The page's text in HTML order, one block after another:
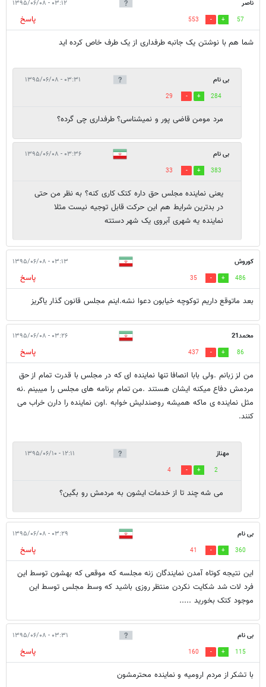
ناصر ۰۳:۱۲ - ۱۳۹۵/۰۶/۰۸
57
553
پاسخ
شما هم با نوشتن یک جانبه طرفداری از یک طرف خاص کرده اید
بی نام ۰۳:۳۱ - ۱۳۹۵/۰۶/۰۸
284
29
مرد مومن قاضی پور و نمیشناسی؟ طرفداری چی گرده؟
بی نام ۰۳:۳۶ - ۱۳۹۵/۰۶/۰۸
383
33
یعنی نماینده مجلس حق داره کتک کاری کنه؟ به نظر من حتی
در بدترین شرایط هم این حرکت قابل توجیه نیست مثلا
نماینده یه شهری آبروی یک شهر دستته
کوروش ۰۳:۱۳ - ۱۳۹۵/۰۶/۰۸
486
35
پاسخ
بعد ماتوقع داریم توکوچه خیابون دعوا نشه.اینم مجلس قانون گذار یاگریز
محمد21 ۰۳:۲۶ - ۱۳۹۵/۰۶/۰۸
86
437
پاسخ
من لز زبانم .ولی بابا انصافا تنها نماینده ای که در مجلس با قدرت تمام از حق
مردمش دفاع میکنه ایشان هستند .من تمام برنامه های مجلس را میبینم .نه
مثل نماینده ی ماکه همیشه روصندلیش خوابه .اون نماینده را دارن خراب می
کنند.
مهناز ۱۲:۱۱ - ۱۳۹۵/۰۶/۱۰
2
4
می شه چند تا از خدمات ایشون به مردمش رو بگین؟
بی نام ۰۳:۲۹ - ۱۳۹۵/۰۶/۰۸
360
41
پاسخ
این نتیجه کوتاه آمدن نمایندگان زنه مجلسه که موقعی که بهشون توسط این
فرد لات شد شکایت نکردن منتظر روزی باشید که وسط مجلس توسط این
موجود کتک بخورید .....
بی نام ۰۳:۳۱ - ۱۳۹۵/۰۶/۰۸
115
160
پاسخ
با تشكر از مردم اروميه و نماينده محترمشون